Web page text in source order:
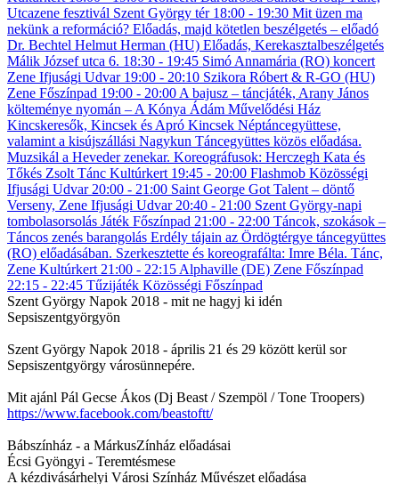
Szent György Napok 2018 - mit ne hagyj ki idén
Sepsiszentgyörgyön
Szent György Napok 2018 - április 21 és 29 között kerül sor
Sepsiszentgyörgy városünnepére.
Mit ajánl Pál Gecse Ákos (Dj Beast / Szempöl / Tone Troopers)
https://www.facebook.com/beastoftt/
Bábszínház - a MárkusZínház előadásai
Écsi Gyöngyi - Teremtésmese
A kézdivásárhelyi Városi Színház Művészet előadása